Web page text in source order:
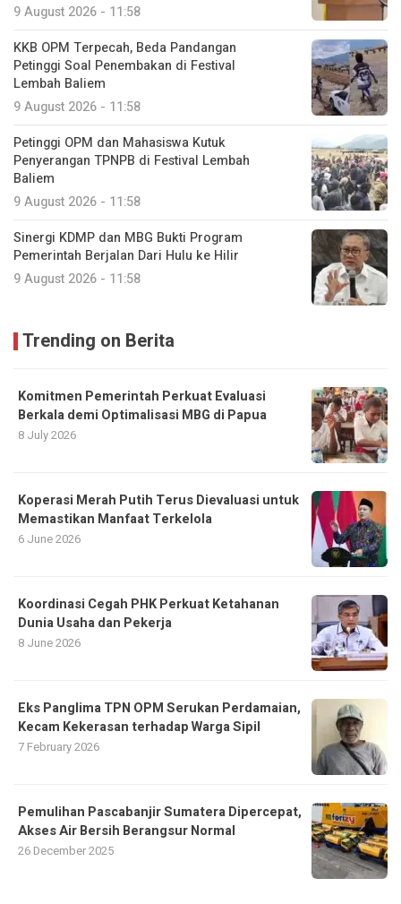
9 August 2026 - 11:58
KKB OPM Terpecah, Beda Pandangan
Petinggi Soal Penembakan di Festival
Lembah Baliem
9 August 2026 - 11:58
Petinggi OPM dan Mahasiswa Kutuk
Penyerangan TPNPB di Festival Lembah
Baliem
9 August 2026 - 11:58
Sinergi KDMP dan MBG Bukti Program
Pemerintah Berjalan Dari Hulu ke Hilir
9 August 2026 - 11:58
Trending on Berita
Komitmen Pemerintah Perkuat Evaluasi
Berkala demi Optimalisasi MBG di Papua
8 July 2026
Koperasi Merah Putih Terus Dievaluasi untuk
Memastikan Manfaat Terkelola
6 June 2026
Koordinasi Cegah PHK Perkuat Ketahanan
Dunia Usaha dan Pekerja
8 June 2026
Eks Panglima TPN OPM Serukan Perdamaian,
Kecam Kekerasan terhadap Warga Sipil
7 February 2026
Pemulihan Pascabanjir Sumatera Dipercepat,
Akses Air Bersih Berangsur Normal
26 December 2025